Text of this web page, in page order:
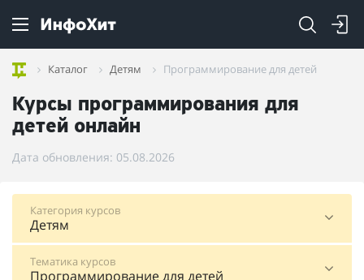
Каталог Детям Программирование для детей
Курсы программирования для
детей онлайн
Дата обновления: 05.08.2026
Детям
Категория курсов
Программирование для детей
Тематика курсов